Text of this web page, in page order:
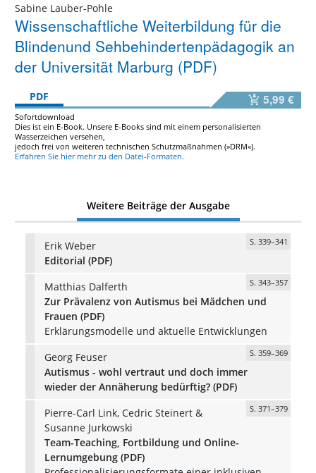
Sabine Lauber-Pohle
Wissenschaftliche Weiterbildung für die
Blindenund Sehbehindertenpädagogik an
der Universität Marburg (PDF)
PDF 5,99 €
Sofortdownload
Dies ist ein E-Book. Unsere E-Books sind mit einem personalisierten
Wasserzeichen versehen,
jedoch frei von weiteren technischen Schutzmaßnahmen (»DRM«).
Erfahren Sie hier mehr zu den Datei-Formaten.
Weitere Beiträge der Ausgabe
Erik Weber S. 339–341
Editorial (PDF)
Matthias Dalferth
S. 343–357
Zur Prävalenz von Autismus bei Mädchen und
Frauen (PDF)
Erklärungsmodelle und aktuelle Entwicklungen
Georg Feuser
S. 359–369
Autismus - wohl vertraut und doch immer
wieder der Annäherung bedürftig? (PDF)
Pierre-Carl Link, Cedric Steinert &
Susanne Jurkowski
S. 371–379
Team-Teaching, Fortbildung und Online-
Lernumgebung (PDF)